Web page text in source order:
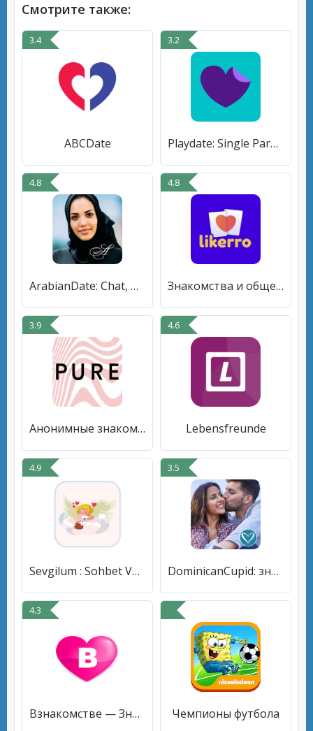
Смотрите также:
3.4
ABCDate
3.2
Playdate: Single Parent Dating
4.8
ArabianDate: Chat, Date Online
4.8
Знакомства и общение - Likerro
3.9
Анонимные знакомства и чат 18+
4.6
Lebensfreunde
4.9
Sevgilum : Sohbet Ve Tanışma
3.5
DominicanCupid: знакомства
4.3
Взнакомстве — Знакомства и чат Чемпионы футбола